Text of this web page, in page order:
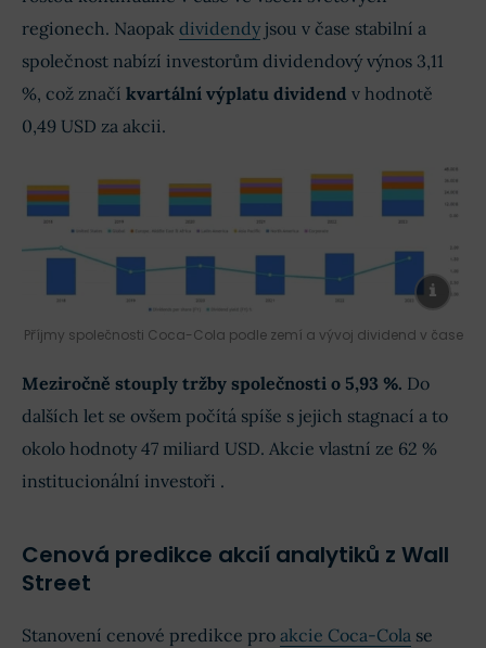
regionech. Naopak dividendy jsou v čase stabilní a
společnost nabízí investorům dividendový výnos 3,11
%, což značí kvartální výplatu dividend v hodnotě
0,49 USD za akcii.
Příjmy společnosti Coca-Cola podle zemí a vývoj dividend v čase
Meziročně stouply tržby společnosti o 5,93 %. Do
dalších let se ovšem počítá spíše s jejich stagnací a to
okolo hodnoty 47 miliard USD. Akcie vlastní ze 62 %
institucionální investoři .
Cenová predikce akcií analytiků z Wall
Street
Stanovení cenové predikce pro akcie Coca-Cola se